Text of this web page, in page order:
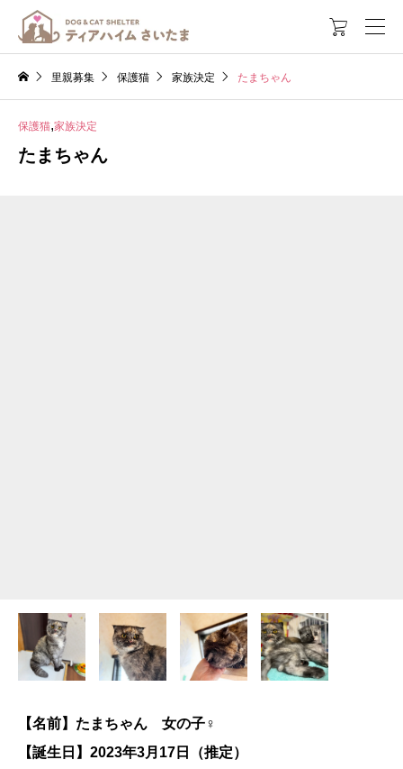

里親募集 保護猫 家族決定 たまちゃん
保護猫,家族決定
たまちゃん
【名前】たまちゃん 女の子♀
【誕生日】2023年3月17日（推定）